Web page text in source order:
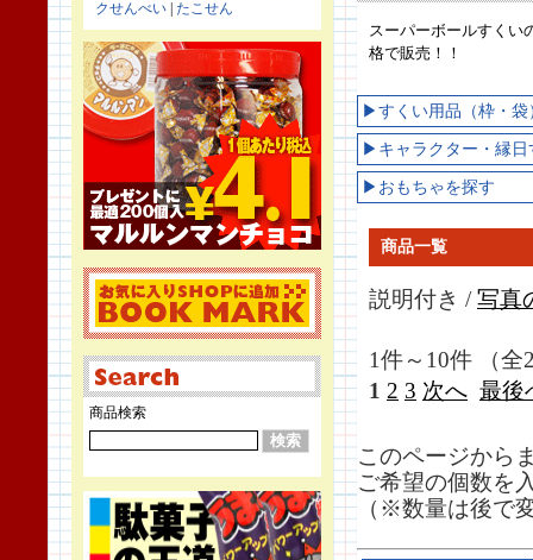
クせんべい たこせん
商品検索
スーパーボールすくい
格で販売！！
▶すくい用品（枠・袋
▶キャラクター・縁日
▶おもちゃを探す
商品一覧
説明付き /写真
1件～10件 （
1 2 3 次へ 最後
このページから
ご希望の個数を
（※数量は後で